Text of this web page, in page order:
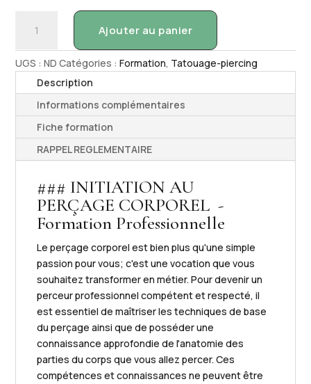
INITIATION
AU
PERÇAGE
CORPOREL
-
jours
Ajouter au panier
UGS :ND Catégories :Formation, Tatouage-piercing
Description
Informations complémentaires
Fiche formation
RAPPEL REGLEMENTAIRE
### INITIATION AU
PERÇAGE CORPOREL -
Formation Professionnelle
Le perçage corporel est bien plus qu'une simple
passion pour vous; c'est une vocation que vous
souhaitez transformer en métier. Pour devenir un
perceur professionnel compétent et respecté, il
est essentiel de maîtriser les techniques de base
du perçage ainsi que de posséder une
connaissance approfondie de l'anatomie des
parties du corps que vous allez percer. Ces
compétences et connaissances ne peuvent être